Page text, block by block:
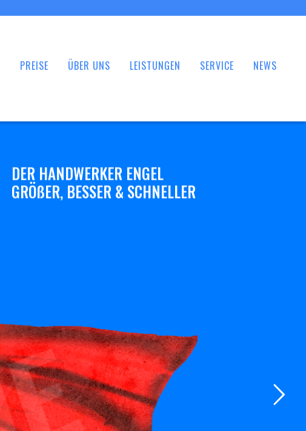
PREISE ÜBER UNS LEISTUNGEN SERVICE NEWS
DER HANDWERKER ENGEL
GRÖßER, BESSER & SCHNELLER